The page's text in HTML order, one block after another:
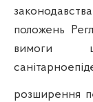
положень
вимоги
розширення